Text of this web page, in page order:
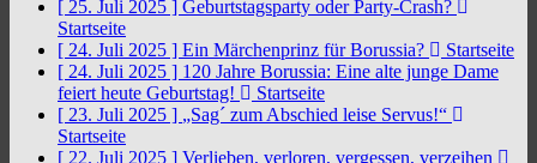
[ 25. Juli 2025 ] Geburtstagsparty oder Party-Crash?
Startseite
[ 24. Juli 2025 ] Ein Märchenprinz für Borussia?
Startseite
[ 24. Juli 2025 ] 120 Jahre Borussia: Eine alte junge Dame
feiert heute Geburtstag!
Startseite
[ 23. Juli 2025 ] „Sag´ zum Abschied leise Servus!“
Startseite
[ 22. Juli 2025 ] Verlieben, verloren, vergessen, verzeihen